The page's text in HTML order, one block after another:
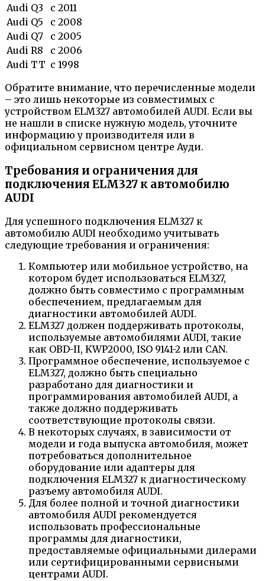
Audi Q3
с 2011
Audi Q5
с 2008
Audi Q7
с 2005
Audi R8
с 2006
Audi TT с 1998
Обратите внимание, что перечисленные модели
– это лишь некоторые из совместимых с
устройством ELM327 автомобилей AUDI. Если вы
не нашли в списке нужную модель, уточните
информацию у производителя или в
официальном сервисном центре Ауди.
Требования и ограничения для
подключения ELM327 к автомобилю
AUDI
Для успешного подключения ELM327 к
автомобилю AUDI необходимо учитывать
следующие требования и ограничения:
Компьютер или мобильное устройство, на
котором будет использоваться ELM327,
должно быть совместимо с программным
обеспечением, предлагаемым для
диагностики автомобилей AUDI.
ELM327 должен поддерживать протоколы,
используемые автомобилями AUDI, такие
как OBD-II, KWP2000, ISO 9141-2 или CAN.
Программное обеспечение, используемое с
ELM327, должно быть специально
разработано для диагностики и
программирования автомобилей AUDI, а
также должно поддерживать
соответствующие протоколы связи.
В некоторых случаях, в зависимости от
модели и года выпуска автомобиля, может
потребоваться дополнительное
оборудование или адаптеры для
подключения ELM327 к диагностическому
разъему автомобиля AUDI.
Для более полной и точной диагностики
автомобиля AUDI рекомендуется
использовать профессиональные
программы для диагностики,
предоставляемые официальными дилерами
или сертифицированными сервисными
центрами AUDI.